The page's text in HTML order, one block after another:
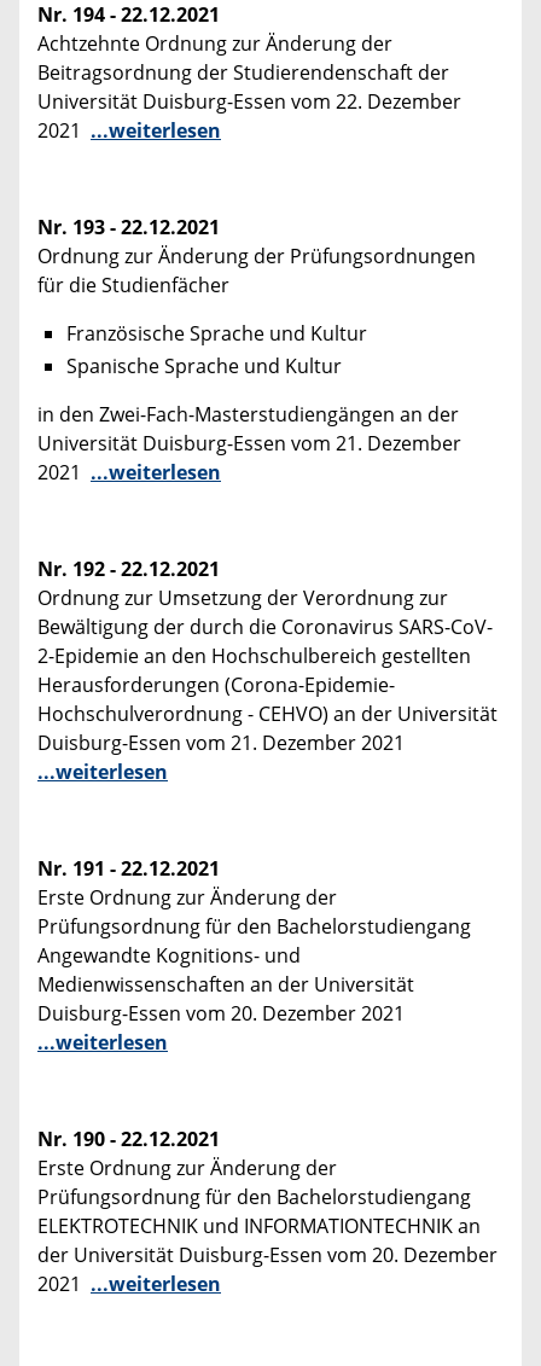
Nr. 194 - 22.12.2021
Achtzehnte Ordnung zur Änderung der
Beitragsordnung der Studierendenschaft der
Universität Duisburg-Essen vom 22. Dezember
2021 ...weiterlesen
Nr. 193 - 22.12.2021
Ordnung zur Änderung der Prüfungsordnungen
für die Studienfächer
Französische Sprache und Kultur
Spanische Sprache und Kultur
in den Zwei-Fach-Masterstudiengängen an der
Universität Duisburg-Essen vom 21. Dezember
2021 ...weiterlesen
Nr. 192 - 22.12.2021
Ordnung zur Umsetzung der Verordnung zur
Bewältigung der durch die Coronavirus SARS-CoV-
2-Epidemie an den Hochschulbereich gestellten
Herausforderungen (Corona-Epidemie-
Hochschulverordnung - CEHVO) an der Universität
Duisburg-Essen vom 21. Dezember 2021
...weiterlesen
Nr. 191 - 22.12.2021
Erste Ordnung zur Änderung der
Prüfungsordnung für den Bachelorstudiengang
Angewandte Kognitions- und
Medienwissenschaften an der Universität
Duisburg-Essen vom 20. Dezember 2021
...weiterlesen
Nr. 190 - 22.12.2021
Erste Ordnung zur Änderung der
Prüfungsordnung für den Bachelorstudiengang
ELEKTROTECHNIK und INFORMATIONTECHNIK an
der Universität Duisburg-Essen vom 20. Dezember
2021 ...weiterlesen